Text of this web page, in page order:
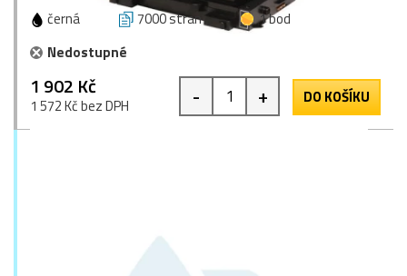
černá 7000 stran
1 bod
Nedostupné
1 902 Kč
1 572 Kč bez DPH - + DO KOŠÍKU